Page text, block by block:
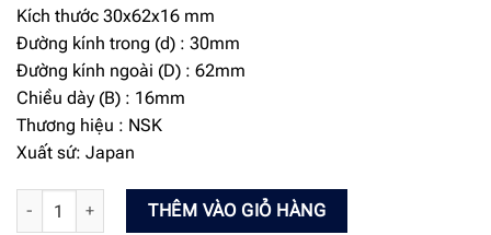
Kích thước 30x62x16 mm
Đường kính trong (d) : 30mm
Đường kính ngoài (D) : 62mm
Chiều dày (B) : 16mm
Thương hiệu : NSK
Xuất sứ: Japan
Vòng bi NSK 6206DDUC3 số lượng
THÊM VÀO GIỎ HÀNG